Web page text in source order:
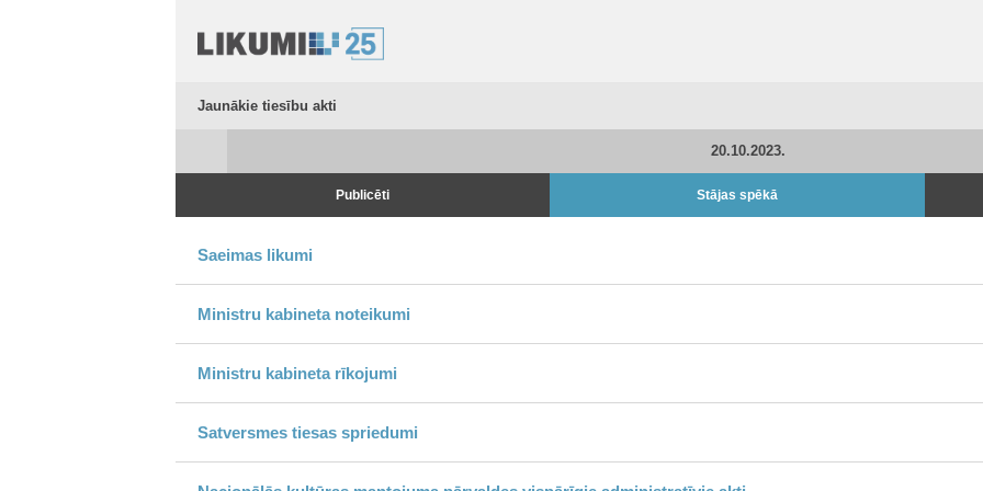
Jaunākie tiesību akti
20.10.2023.
Publicēti Stājas spēkā
Saeimas likumi
Ministru kabineta noteikumi
Ministru kabineta rīkojumi
Satversmes tiesas spriedumi